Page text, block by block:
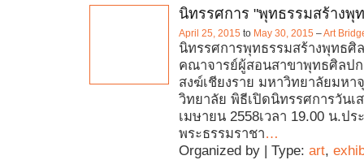
นิทรรศการ "พุทธรรมสร้างพุ
April 25, 2015 to May 30, 2015 –Art
นิทรรศการพุทธรรมสร้างพุทธศิ
คณาจารย์ผู้สอนสาขาพุทธศิลป
สงฆ์เชียงราย มหาวิทยาลัยมหา
วิทยาลัย พิธีเปิดนิทรรศการวันเ
เมษายน 2558เวลา 19.00 น.ป
พระธรรมราชา…
Organized by | Type: art,